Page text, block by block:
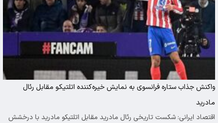
واکنش جذاب ستاره فرانسوی به نمایش خیره‌کننده اتلتیکو مقابل رئال
مادرید
اقتصاد ایرانی: شکست تاریخی رئال مادرید مقابل اتلتیکو مادرید با درخشش